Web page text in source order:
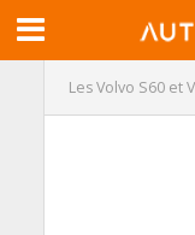
Les Volvo S60 et